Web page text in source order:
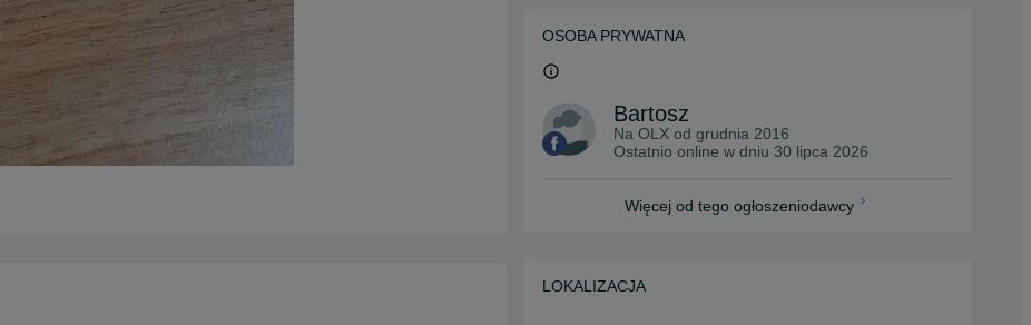
OSOBA PRYWATNA
Bartosz
Na OLX od grudnia 2016
Ostatnio online w dniu 30 lipca 2026
Więcej od tego ogłoszeniodawcy
LOKALIZACJA